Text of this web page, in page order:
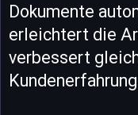
Dokumente
erleichtert die
verbessert